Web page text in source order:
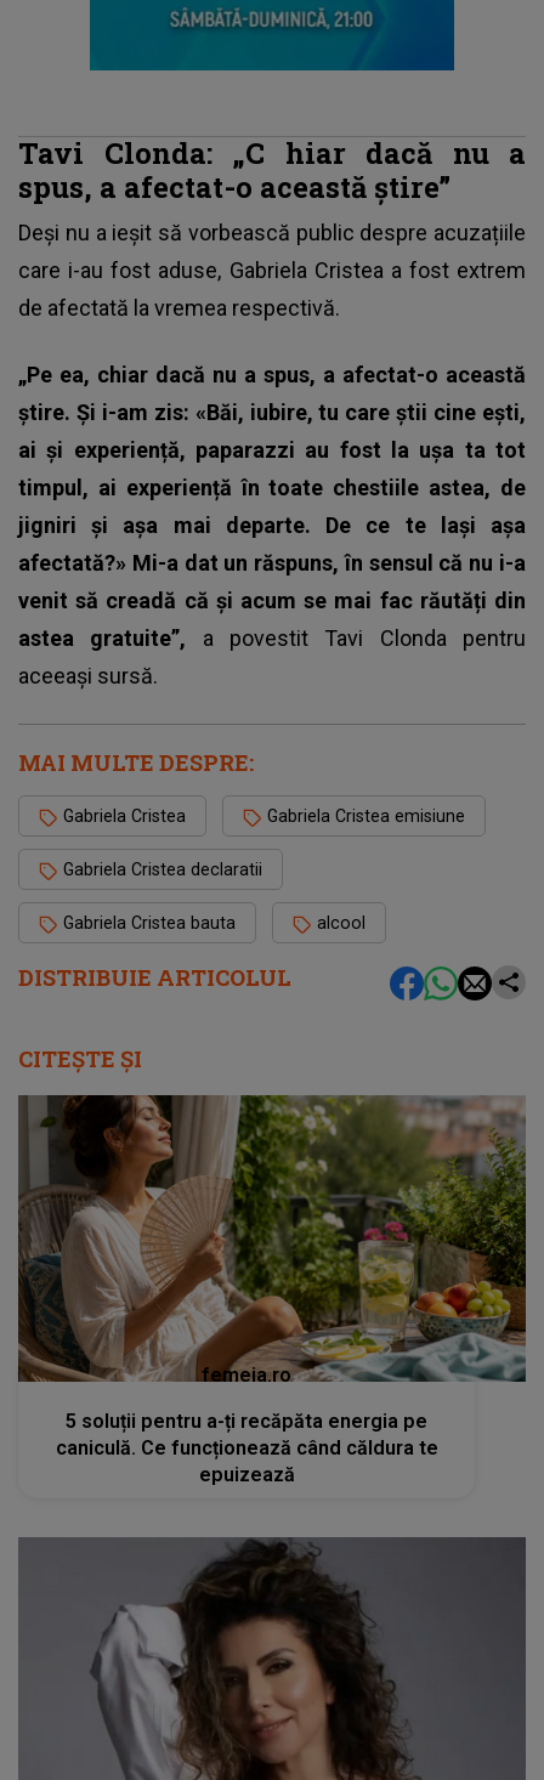
DISTRIBUIE ARTICOLUL
Tavi Clonda: „C hiar dacă nu a
spus, a afectat-o această știre”
Deși nu a ieșit să vorbească public despre acuzațiile
care i-au fost aduse, Gabriela Cristea a fost extrem
de afectată la vremea respectivă.
„Pe ea, chiar dacă nu a spus, a afectat-o această
știre. Și i-am zis: «Băi, iubire, tu care știi cine ești,
ai și experiență, paparazzi au fost la ușa ta tot
timpul, ai experiență în toate chestiile astea, de
jigniri și așa mai departe. De ce te lași așa
afectată?» Mi-a dat un răspuns, în sensul că nu i-a
venit să creadă că și acum se mai fac răutăți din
astea gratuite”, a povestit Tavi Clondapentru
aceeași sursă.
MAI MULTE DESPRE:
Gabriela Cristea Gabriela Cristea emisiune
Gabriela Cristea declaratii
Gabriela Cristea bauta alcool
CITEȘTE ȘI
femeia.ro
5 soluții pentru a-ți recăpăta energia pe
caniculă. Ce funcționează când căldura te
epuizează